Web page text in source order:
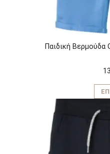
Παιδική Βερμούδα